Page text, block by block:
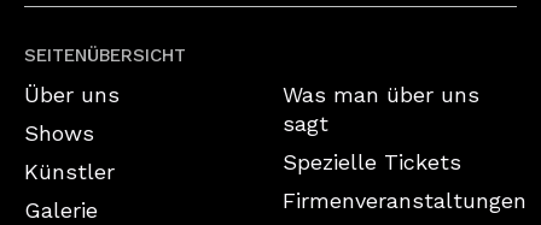
SEITENÜBERSICHT
Über uns
Shows
Künstler
Galerie
Was man über uns
sagt
Spezielle Tickets
Firmenveranstaltungen